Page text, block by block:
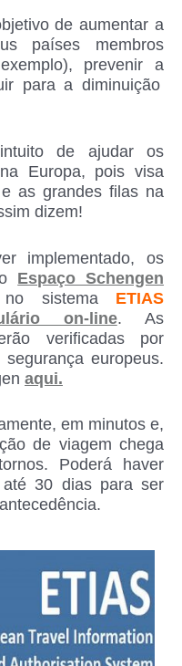
de aumentar a
países membros
prevenir a
para a diminuição
de ajudar os
Europa, pois visa
as grandes filas na
dizem!
implementado, os
Espaço Schengen
no sistema ETIAS
on-line. As
verificadas por
europeus.
aqui.
em minutos e,
de viagem chega
Poderá haver
30 dias para ser